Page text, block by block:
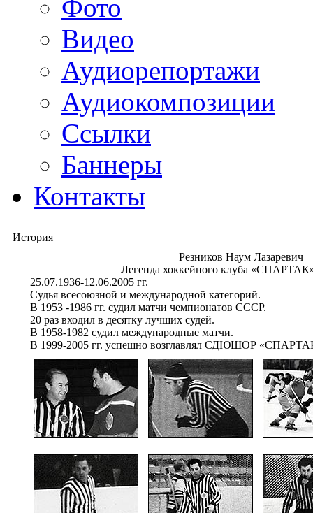
Фото
Видео
Аудиорепортажи
Аудиокомпозиции
Ссылки
Баннеры
Контакты
История
Резников Наум Лазаревич
Легенда хоккейного клуба
25.07.1936-12.06.2005 гг.
Судья всесоюзной и международной категорий.
В 1953 -1986 гг. судил матчи чемпионатов СССР.
20 раз входил в десятку лучших судей.
В 1958-1982 судил международные матчи.
В 1999-2005 гг. успешно возглавлял СДЮШОР